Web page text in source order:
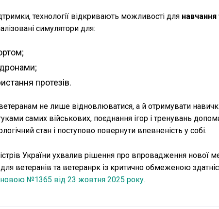
технології відкривають можливості для навчання
симулятори для:
протезів.
не лише відновлюватися, а й отримувати
самих військових, поєднання ігор і тренувань
стан і поступово повернути впевненість у собі.
України ухвалив рішення про впровадження нової
ветеранів та ветеранрк із критично обмеженою
№1365 від 23 жовтня 2025 року.